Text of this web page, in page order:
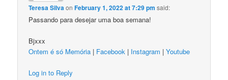
Teresa SilvaonFebruary 1, 2022 at 7:29 pm said:
Passando para desejar uma boa semana!
Bjxxx
Ontem é só Memória | Facebook | Instagram |Youtube
Log in to Reply